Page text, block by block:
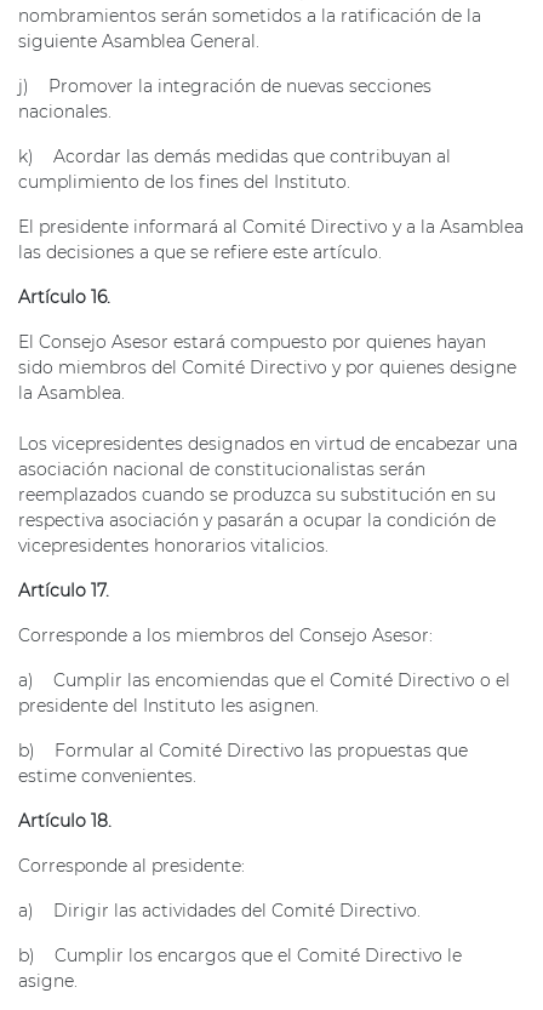
nombramientos serán sometidos a la ratificación de la
siguiente Asamblea General.
j) Promover la integración de nuevas secciones
nacionales.
k) Acordar las demás medidas que contribuyan al
cumplimiento de los fines del Instituto.
El presidente informará al Comité Directivo y a la Asamblea
las decisiones a que se refiere este artículo.
Artículo 16.
El Consejo Asesor estará compuesto por quienes hayan
sido miembros del Comité Directivo y por quienes designe
la Asamblea.
Los vicepresidentes designados en virtud de encabezar una
asociación nacional de constitucionalistas serán
reemplazados cuando se produzca su substitución en su
respectiva asociación y pasarán a ocupar la condición de
vicepresidentes honorarios vitalicios.
Artículo 17.
Corresponde a los miembros del Consejo Asesor:
a) Cumplir las encomiendas que el Comité Directivo o el
presidente del Instituto les asignen.
b) Formular al Comité Directivo las propuestas que
estime convenientes.
Artículo 18.
Corresponde al presidente:
a) Dirigir las actividades del Comité Directivo.
b) Cumplir los encargos que el Comité Directivo le
asigne.